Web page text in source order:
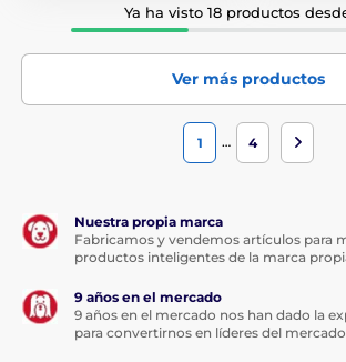
Ya ha visto 18 productos
Ver más productos
1 … 4
Nuestra propia marca
Fabricamos y vendemos artículos para
productos inteligentes de la marca
9 años en el mercado
9 años en el mercado nos han dado la
para convertirnos en líderes del